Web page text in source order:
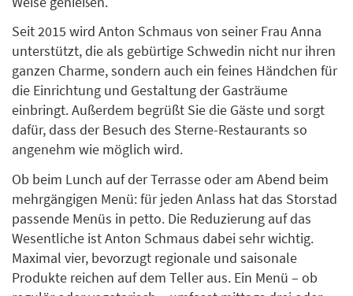
Seit 2015 wird Anton Schmaus von seiner Frau Anna
unterstützt, die als gebürtige Schwedin nicht nur ihren
ganzen Charme, sondern auch ein feines Händchen für
die Einrichtung und Gestaltung der Gasträume
einbringt. Außerdem begrüßt Sie die Gäste und sorgt
dafür, dass der Besuch des Sterne-Restaurants so
angenehm wie möglich wird.
Ob beim Lunch auf der Terrasse oder am Abend beim
mehrgängigen Menü: für jeden Anlass hat das Storstad
passende Menüs in petto. Die Reduzierung auf das
Wesentliche ist Anton Schmaus dabei sehr wichtig.
Maximal vier, bevorzugt regionale und saisonale
Produkte reichen auf dem Teller aus. Ein Menü – ob